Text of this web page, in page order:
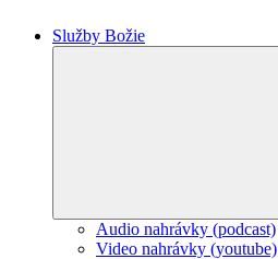
Služby Božie
Audio nahrávky (podcast)
Video nahrávky (youtube)